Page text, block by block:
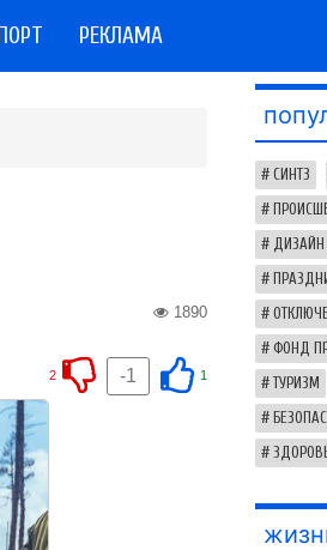
РЕКЛАМА
1890
1
-1
2
СИНТЗ
ДИЗАЙН
ФОНД
ТУРИЗМ